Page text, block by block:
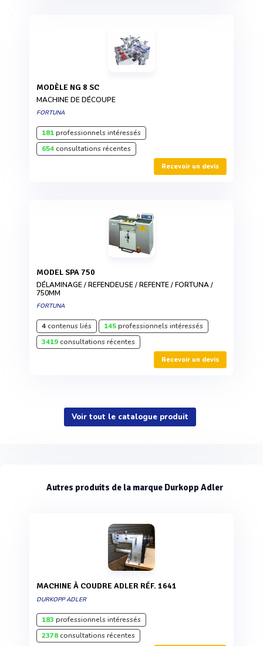
MODÈLE NG 8 SC
MACHINE DE DÉCOUPE
FORTUNA
181professionnels intéressés
654consultations récentes
Recevoir un devis
MODEL SPA 750
DÉLAMINAGE / REFENDEUSE / REFENTE / FORTUNA /
750MM
FORTUNA
4contenus liés 145professionnels intéressés
3419consultations récentes
Recevoir un devis
Voir tout le catalogue produit
Autres produits de la marque Durkopp Adler
MACHINE À COUDRE ADLER RÉF. 1641
DURKOPP ADLER
183 professionnels intéressés
2378consultations récentes